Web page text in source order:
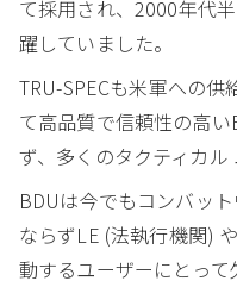
て採用され、2000年代
躍していました。
TRU-SPECも米軍への
て高品質で信頼性の高
ず、多くのタクティカル
BDUは今でもコンバッ
ならずLE (法執行機関)
動するユーザーにとっ